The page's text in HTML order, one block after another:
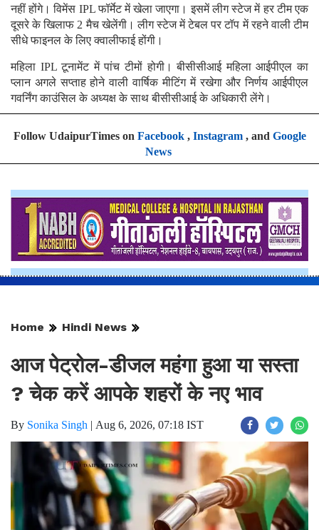
नहीं होंगे। विमेंस IPL फॉर्मेट में खेला जाएगा। इसमें लीग स्टेज में हर टीम एक
दूसरे के खिलाफ 2 मैच खेलेंगी। लीग स्टेज में टेबल पर टॉप में रहने वाली टीम
सीधे फाइनल के लिए क्वालीफाई होंगी।
महिला IPL टूनामेंट में पांच टीमों होगी। बीसीसीआई महिला आईपीएल का
प्‍लान अगले सप्‍ताह होने वाली वार्षिक मीटिंग में रखेगा और निर्णय आईपीएल
गवर्निंग काउंसिल के अध्यक्ष के साथ बीसीसीआई के अधिकारी लेंगे।
Follow UdaipurTimes on Facebook, Instagram, and Google
News
Home Hindi News
आज पेट्रोल-डीजल महंगा हुआ या सस्ता
? चेक करें आपके शहरों के नए भाव
By Sonika Singh | Aug 6, 2026, 07:18 IST